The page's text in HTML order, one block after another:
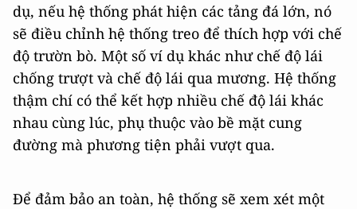
dụ, nếu hệ thống phát hiện các tảng đá lớn, nó
sẽ điều chỉnh hệ thống treo để thích hợp với chế
độ trườn bò. Một số ví dụ khác như chế độ lái
chống trượt và chế độ lái qua mương. Hệ thống
thậm chí có thể kết hợp nhiều chế độ lái khác
nhau cùng lúc, phụ thuộc vào bề mặt cung
đường mà phương tiện phải vượt qua.
Để đảm bảo an toàn, hệ thống sẽ xem xét một